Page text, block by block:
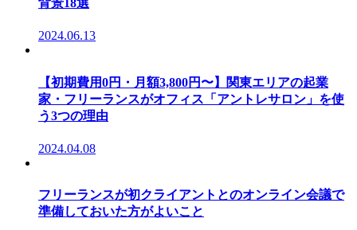
背景18選
2024.06.13
【初期費用0円・月額3,800円〜】関東エリアの起業
家・フリーランスがオフィス「アントレサロン」を使
う3つの理由
2024.04.08
フリーランスが初クライアントとのオンライン会議で
準備しておいた方がよいこと